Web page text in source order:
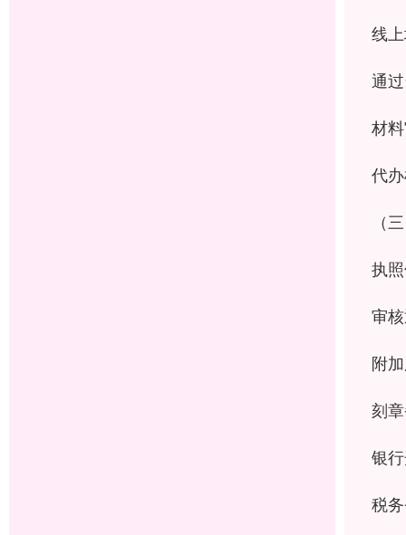
线
通
材
代
（
执
审
附
刻
银
税